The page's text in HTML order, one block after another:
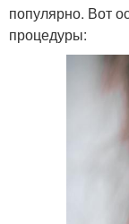
популярно. Вот
процедуры: